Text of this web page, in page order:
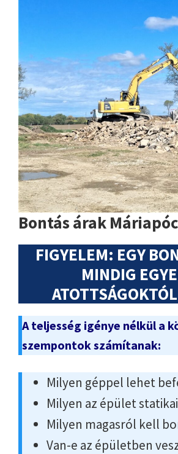
Bontás árak
FIGYELEM: EGY
MINDIG
A teljesség igénye nélkül a
szempontok számítanak:
Milyen géppel lehet
Milyen az épület
Milyen magasról kell
Van-e az épületben